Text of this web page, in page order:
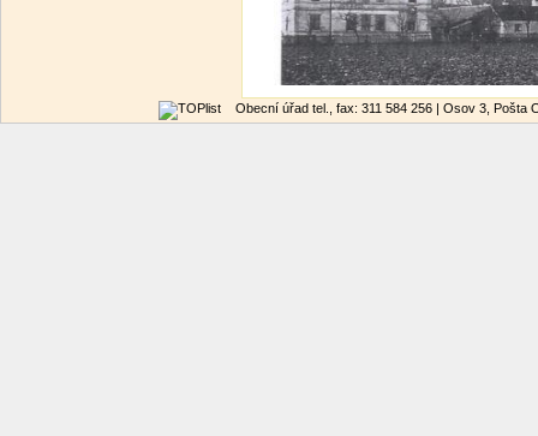
Obecní úřad tel., fax: 311 584 256 | Osov 3, Pošta